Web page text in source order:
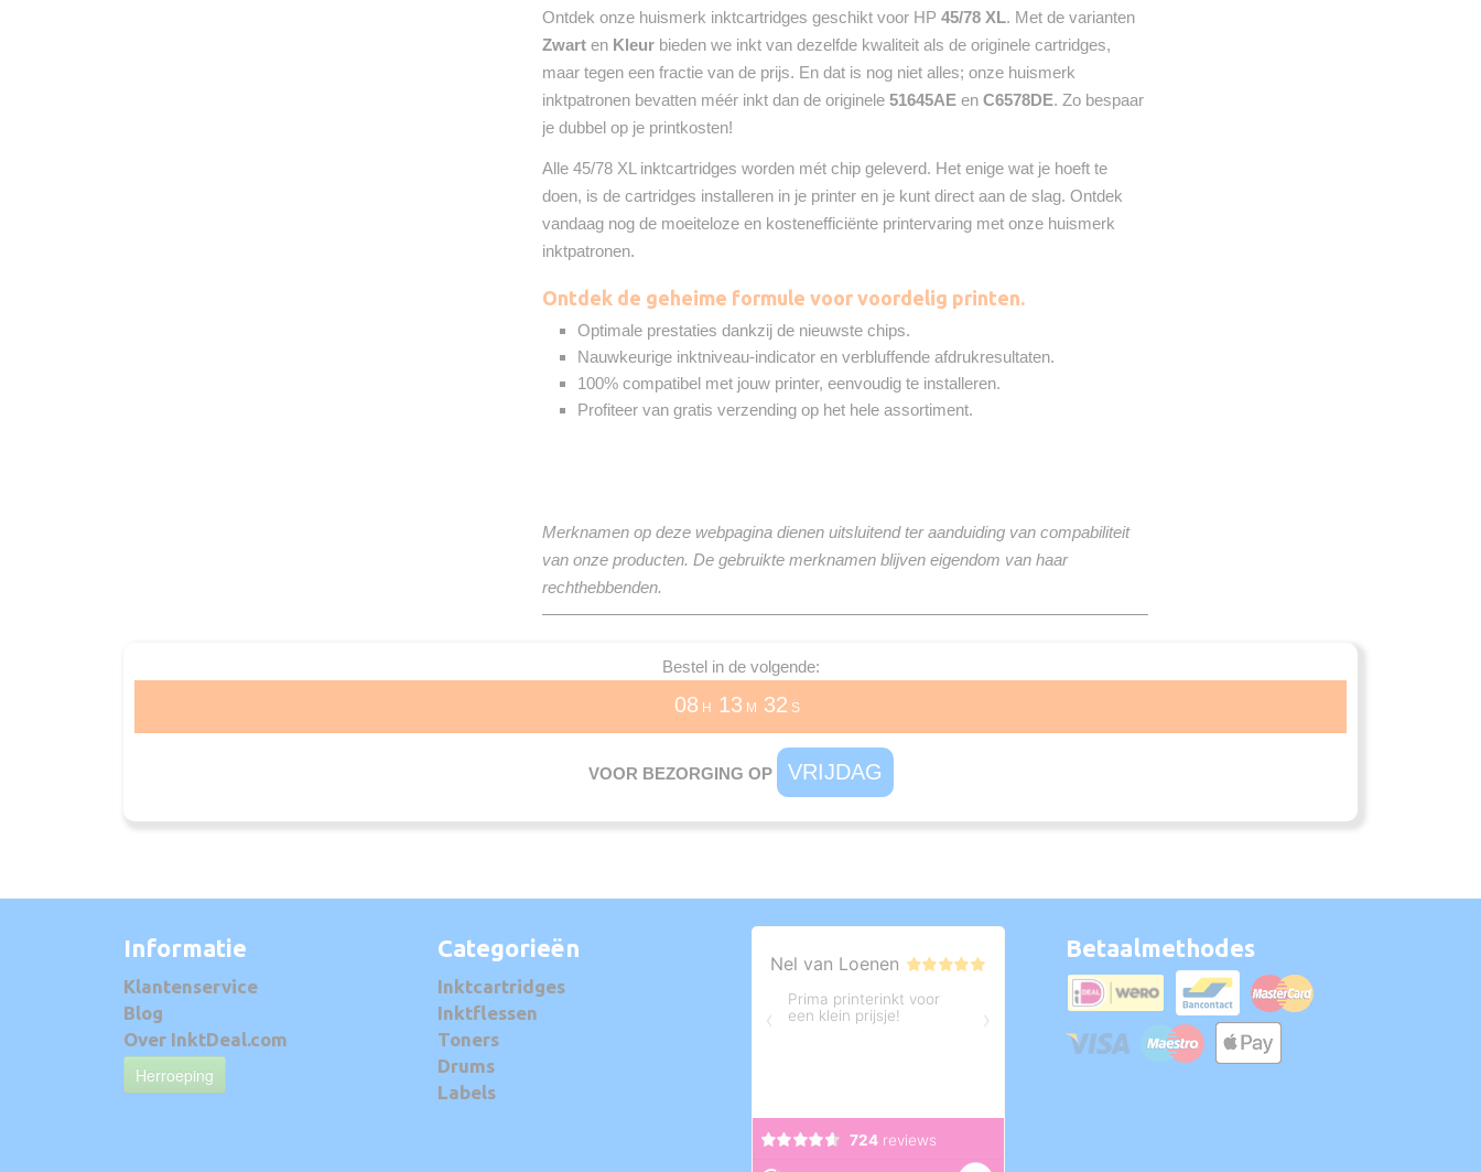
Ontdek onze huismerk inktcartridges geschikt voor HP 45/78 XL. Met de varianten
Zwart en Kleur bieden we inkt van dezelfde kwaliteit als de originele cartridges,
maar tegen een fractie van de prijs. En dat is nog niet alles; onze huismerk
inktpatronen bevatten méér inkt dan de originele 51645AE en C6578DE. Zo bespaar
je dubbel op je printkosten!
Alle 45/78 XL inktcartridges worden mét chip geleverd. Het enige wat je hoeft te
doen, is de cartridges installeren in je printer en je kunt direct aan de slag. Ontdek
vandaag nog de moeiteloze en kostenefficiënte printervaring met onze huismerk
inktpatronen.
Ontdek de geheime formule voor voordelig printen.
Optimale prestaties dankzij de nieuwste chips.
Nauwkeurige inktniveau-indicator en verbluffende afdrukresultaten.
100% compatibel met jouw printer, eenvoudig te installeren.
Profiteer van gratis verzending op het hele assortiment.
Merknamen op deze webpagina dienen uitsluitend ter aanduiding van compabiliteit
van onze producten. De gebruikte merknamen blijven eigendom van haar
rechthebbenden.
Bestel in de volgende:
08 H 13 M 31 S
VOOR BEZORGING OP VRIJDAG
Informatie
Klantenservice
Blog
Over InktDeal.com
Herroeping
Categorieën
Inktcartridges
Inktflessen
Toners
Drums
Labels
Betaalmethodes